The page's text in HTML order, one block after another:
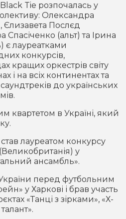
Tie розпочалась у
Олександра
Єлизавета Послєд
(альт) та Ірина
є лауреатками
конкурсів,
кращих оркестрів світу
і на всіх континентах та
до українських
квартетом в Україні, який
лауреатом конкурсу
у
ансамбль».
перед футбольним
у Харкові і брав участь
«Танці з зірками», «Х-